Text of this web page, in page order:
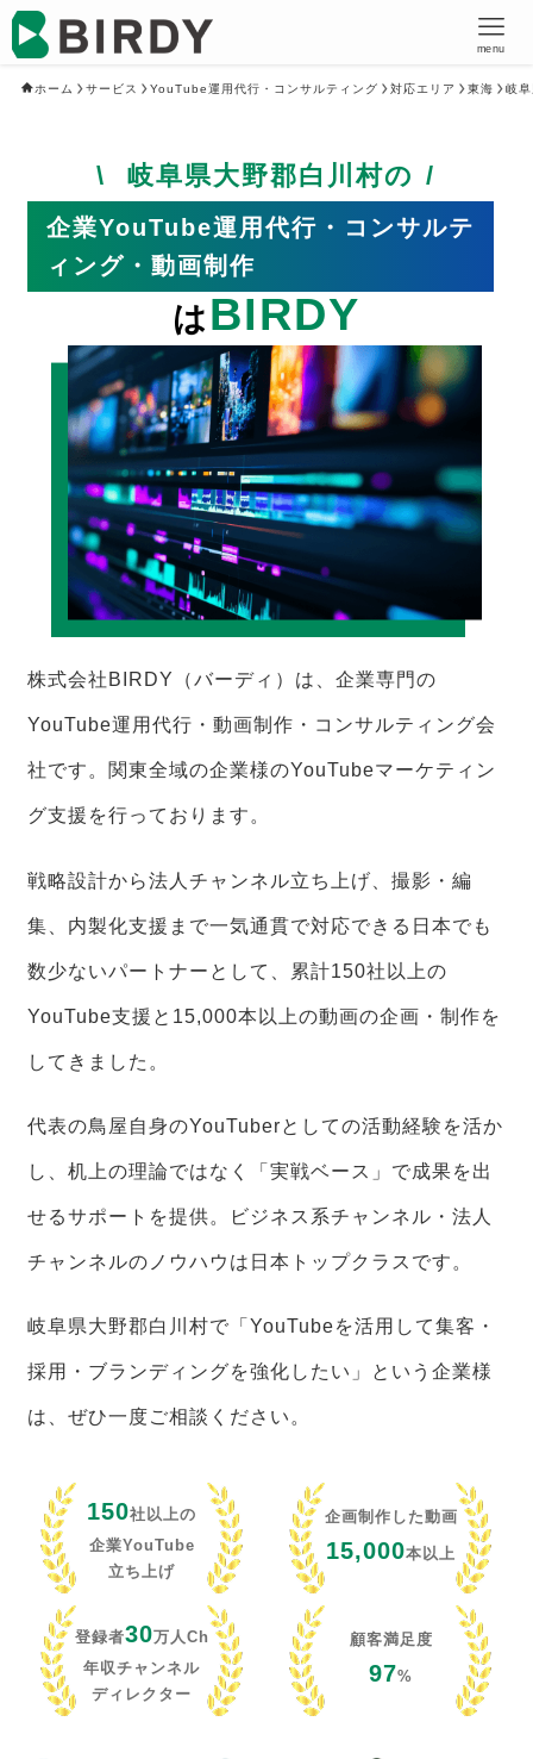
menu
ホーム サービス YouTube運用代行・コンサルティング 対応エリア 東海 岐
岐阜県大野郡白川村の
企業YouTube運用代行・コンサルテ
ィング・動画制作
はBIRDY
株式会社BIRDY（バーディ）は、企業専門の
YouTube運用代行・動画制作・コンサルティング会
社です。関東全域の企業様のYouTubeマーケティン
グ支援を行っております。
戦略設計から法人チャンネル立ち上げ、撮影・編
集、内製化支援まで一気通貫で対応できる日本でも
数少ないパートナーとして、累計150社以上の
YouTube支援と15,000本以上の動画の企画・制作を
してきました。
代表の鳥屋自身のYouTuberとしての活動経験を活か
し、机上の理論ではなく「実戦ベース」で成果を出
せるサポートを提供。ビジネス系チャンネル・法人
チャンネルのノウハウは日本トップクラスです。
岐阜県大野郡白川村で「YouTubeを活用して集客・
採用・ブランディングを強化したい」という企業様
は、ぜひ一度ご相談ください。
150社以上の
企業YouTube
立ち上げ
企画制作した動画
15,000本以上
登録者30万人Ch
年収チャンネル
ディレクター
顧客満足度
97%